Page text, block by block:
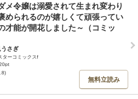
メ令嬢は溺愛されて生まれ変わり
められるのが嬉しくて頑張ってい
才能が開花しました～（コミッ
さぎ
ターコミックスf
無料立読み